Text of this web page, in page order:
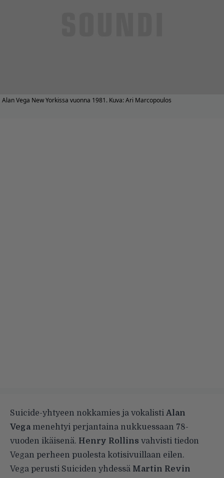
Alan Vega New Yorkissa vuonna 1981. Kuva: Ari Marcopoulos
Suicide-yhtyeen nokkamies ja vokalisti Alan
Vegamenehtyi perjantaina nukkuessaan 78-
vuoden ikäisenä. Henry Rollins vahvisti tiedon
Vegan perheen puolesta kotisivuillaan eilen.
Vega perusti Suiciden yhdessä Martin Revin